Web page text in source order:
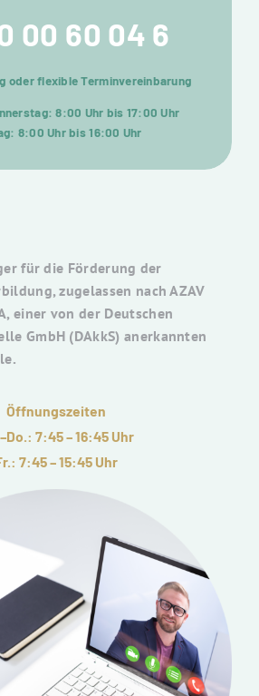
00 60 04 6
oder flexible Terminvereinbarung
8:00 Uhr bis 17:00 Uhr
8:00 Uhr bis 16:00 Uhr
für die Förderung der
zugelassen nach AZAV
einer von der Deutschen
GmbH (DAkkS) anerkannten
Öffnungszeiten
7:45 – 16:45 Uhr
7:45 – 15:45 Uhr